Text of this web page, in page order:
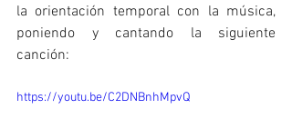
la orientación temporal con la música,
poniendo y cantando la siguiente
canción:
https://youtu.be/C2DNBnhMpvQ